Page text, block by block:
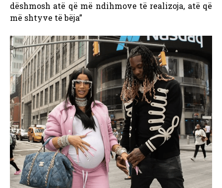
dëshmosh atë që më ndihmove të realizoja, atë që
më shtyve të bëja”